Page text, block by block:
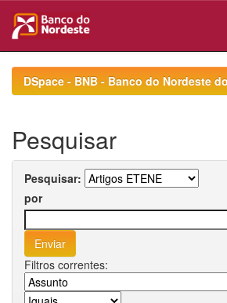
navigationDSpace - BNB - Banco do Nordeste
Pesquisar
Pesquisar:
por
Filtros correntes: